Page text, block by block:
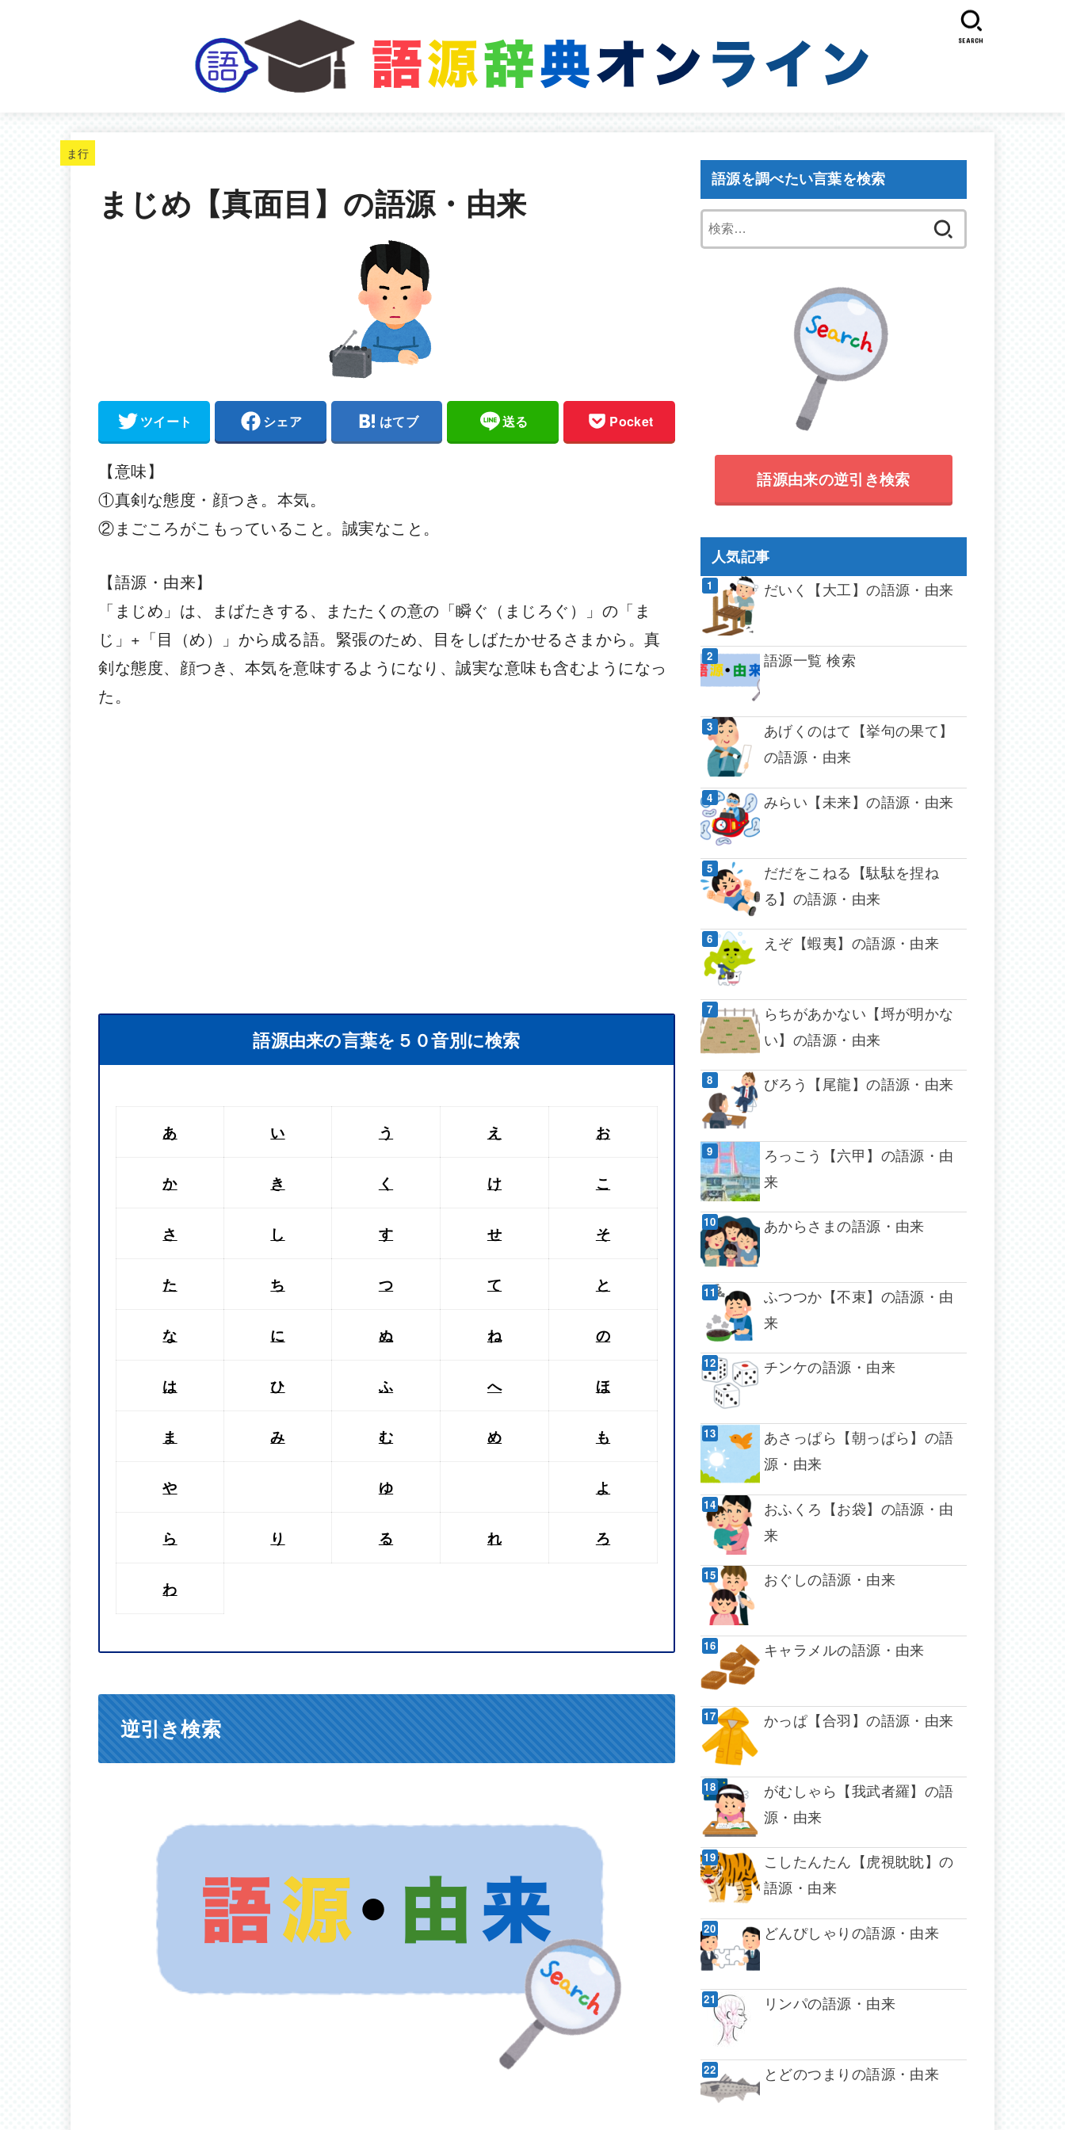
SEARCH
ま行
まじめ【真面目】の語源・由来
ツイート シェア はてブ 送る Pocket
【意味】
①真剣な態度・顔つき。本気。
②まごころがこもっていること。誠実なこと。
【語源・由来】
「まじめ」は、まばたきする、またたくの意の「瞬ぐ（まじろぐ）」の「ま
じ」+「目（め）」から成る語。緊張のため、目をしばたかせるさまから。真
剣な態度、顔つき、本気を意味するようになり、誠実な意味も含むようになっ
た。
語源由来の言葉を５０音別に検索
あ い う え お
か き く け こ
さ し す せ そ
た ち つ て と
な に ぬ ね の
は ひ ふ へ ほ
ま み む め も
や ゆ よ
ら り る れ ろ
わ
逆引き検索
語源を調べたい言葉を検索
索:
語源由来の逆引き検索
人気記事
だいく【大工】の語源・由来
語源一覧 検索
あげくのはて【挙句の果て】
の語源・由来
みらい【未来】の語源・由来
だだをこねる【駄駄を捏ね
る】の語源・由来
えぞ【蝦夷】の語源・由来
らちがあかない【埒が明かな
い】の語源・由来
びろう【尾龍】の語源・由来
ろっこう【六甲】の語源・由
来
あからさまの語源・由来
ふつつか【不束】の語源・由
来
チンケの語源・由来
あさっぱら【朝っぱら】の語
源・由来
おふくろ【お袋】の語源・由
来
おぐしの語源・由来
キャラメルの語源・由来
かっぱ【合羽】の語源・由来
がむしゃら【我武者羅】の語
源・由来
こしたんたん【虎視眈眈】の
語源・由来
どんぴしゃりの語源・由来
リンパの語源・由来
とどのつまりの語源・由来